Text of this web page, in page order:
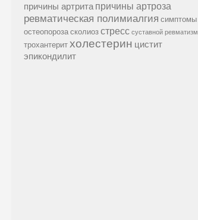
причины артрита причины артроза
ревматическая полимиалгия симптомы
остеопороза сколиоз стресс суставной ревматизм
трохантерит холестерин цистит
эпикондилит